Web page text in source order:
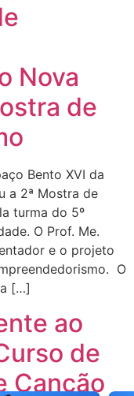
Nova
de
Bento XVI da
a 2ª Mostra de
turma do 5º
O Prof. Me.
e o projeto
O
[…]
ao
de
Canção